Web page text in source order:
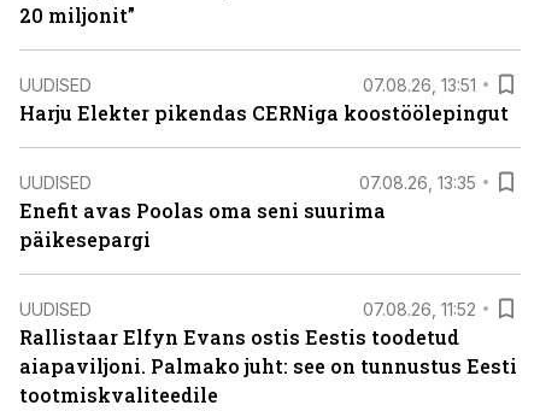
20 miljonit”
UUDISED 07.08.26, 13:51
Harju Elekter pikendas CERNiga koostöölepingut
UUDISED 07.08.26, 13:35
Enefit avas Poolas oma seni suurima
päikesepargi
UUDISED 07.08.26, 11:52
Rallistaar Elfyn Evans ostis Eestis toodetud
aiapaviljoni. Palmako juht: see on tunnustus Eesti
tootmiskvaliteedile